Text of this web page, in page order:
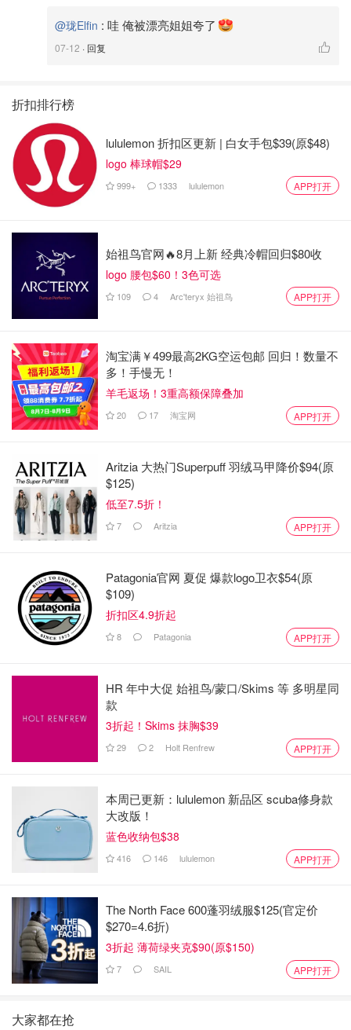
@珑Elfin : 哇 俺被漂亮姐姐夸了
07-12 · 回复
折扣排行榜
lululemon 折扣区更新 | 白女手包$39(原$48)
logo 棒球帽$29
999+ 1333 lululemon APP打开
始祖鸟官网🔥8月上新 经典冷帽回归$80收
logo 腰包$60！3色可选
109 4 Arc'teryx 始祖鸟 APP打开
淘宝满￥499最高2KG空运包邮 回归！数量不
多！手慢无！
羊毛返场！3重高额保障叠加
20 17 淘宝网 APP打开
Aritzia 大热门Superpuff 羽绒马甲降价$94(原
$125)
低至7.5折！
7 Aritzia APP打开
Patagonia官网 夏促 爆款logo卫衣$54(原
$109)
折扣区4.9折起
8 Patagonia APP打开
HR 年中大促 始祖鸟/蒙口/Skims 等 多明星同
款
3折起！Skims 抹胸$39
29 2 Holt Renfrew APP打开
本周已更新：lululemon 新品区 scuba修身款
大改版！
蓝色收纳包$38
416 146 lululemon APP打开
The North Face 600蓬羽绒服$125(官定价
$270=4.6折)
3折起 薄荷绿夹克$90(原$150)
7 SAIL APP打开
大家都在抢